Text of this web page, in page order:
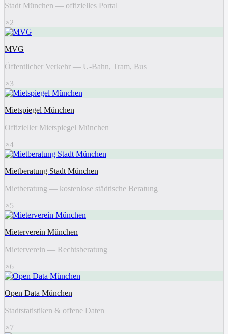
Stadt München — offizielles Portal
2
MVG
Öffentlicher Verkehr — U-Bahn, Tram, Bus
3
Mietspiegel München
Offizieller Mietspiegel München
4
Mietberatung Stadt München
Mietberatung — kostenlose städtische Beratung
5
Mieterverein München
Mieterverein — Rechtsberatung
6
Open Data München
Stadtstatistiken & offene Daten
7